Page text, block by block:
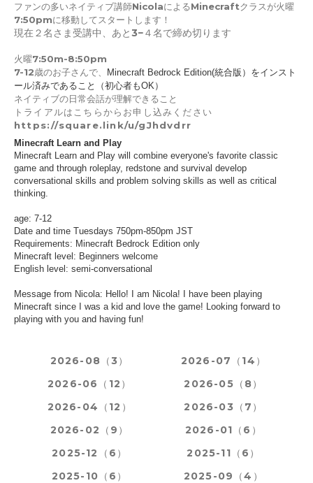
ファンの多いネイティブ講師NicolaによるMinecraftクラスが火曜
7:50pmに移動してスタートします！
現在２名さま受講中、あと3−４名で締め切ります
火曜7:50m-8:50pm
7-12歳のお子さんで、
Minecraft Bedrock Edition(統合版）をインスト
ール済みであること（初心者もOK）
ネイティブの日常会話が理解できること
トライアルはこちらからお申し込みください
https://square.link/u/gJhdvdrr
Minecraft Learn and Play
Minecraft Learn and Play will combine everyone's favorite classic
game and through roleplay, redstone and survival develop
conversational skills and problem solving skills as well as critical
thinking.
age: 7-12
Date and time Tuesdays 750pm-850pm JST
Requirements: Minecraft Bedrock Edition only
Minecraft level: Beginners welcome
English level: semi-conversational
Message from Nicola: Hello! I am Nicola! I have been playing
Minecraft since I was a kid and love the game! Looking forward to
playing with you and having fun!
2026-08（3）
2026-07（14）
2026-06（12）
2026-05（8）
2026-04（12）
2026-03（7）
2026-02（9）
2026-01（6）
2025-12（6）
2025-11（6）
2025-10（6）
2025-09（4）